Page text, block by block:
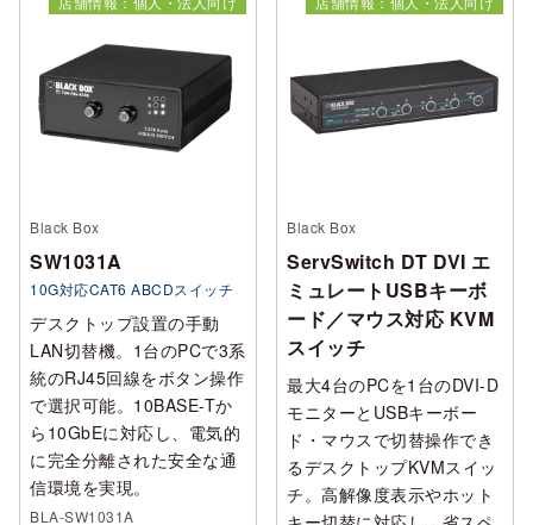
Black Box
SW1031A
10G対応CAT6 ABCDスイッチ
デスクトップ設置の手動
LAN切替機。1台のPCで3系
統のRJ45回線をボタン操作
で選択可能。10BASE-Tか
ら10GbEに対応し、電気的
に完全分離された安全な通
信環境を実現。
BLA-SW1031A
Black Box
ServSwitch DT DVI エ
ミュレートUSBキーボ
ード／マウス対応 KVM
スイッチ
最大4台のPCを1台のDVI-D
モニターとUSBキーボー
ド・マウスで切替操作でき
るデスクトップKVMスイッ
チ。高解像度表示やホット